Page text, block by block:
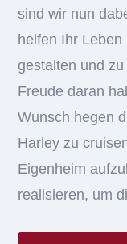
sind wir nun
helfen Ihr
gestalten und
Freude daran
Wunsch hegen
Harley zu
Eigenheim
realisieren, um